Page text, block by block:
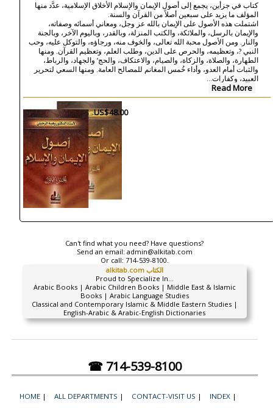
كتاب في جزأين، يجمع إلى أصول الإيمان والإسلام الأخلاق الإسلامية، عدَّد منها
المؤلف ما يزيد على سبعين أصلاً من القرآن والسنة.
اشتملت هذه الأصول على الإيمان بالله عز وجل، ومعاني أسمائه وصفاته،
والإيمان بالرسل، والملائكة، والكتب المنزلة، وبالقدر، وباليوم الآخر، وبالجنة
والنار. ومن الأصول محبة الله تعالى، والخوف منه، ورجاؤه، والتوكل عليه، وحب
النبي ?، وتعظيمه، والحرص على الدين، وطلب العلم، وتعظيم القرآن. ومنها
الطهارة، والصلاة، والزكاة، والصيام، والاعتكاف، والحج’ والجهاد، والرباط،
والثبات أمام العدو، وأداء خُمس المغانم للمصالح العامة. ومنها السعي لتحرير
العبيد، وكفارات...
Read More
US$48.00
Can't find what you need? Have questions?
Send an email: admin@alkitab.com
Or call: 714-539-8100.
alkitab.com الكتاب
Proud to Specialize In...
Arabic Books | Arabic Children Books | Middle East & Islamic
Books | Arabic Language Studies
Classical and Contemporary Islamic & Middle Eastern Studies |
English-Arabic & Arabic-English Dictionaries
☎ 714-539-8100
HOME | ALL DEPARTMENTS | CONTACT-VISIT US | INDEX |